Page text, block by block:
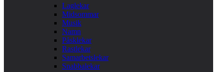
Laglekar
Midsommar
Musik
Namn
Påsklekar
Rastlekar
Samarbetslekar
Snabbalekar